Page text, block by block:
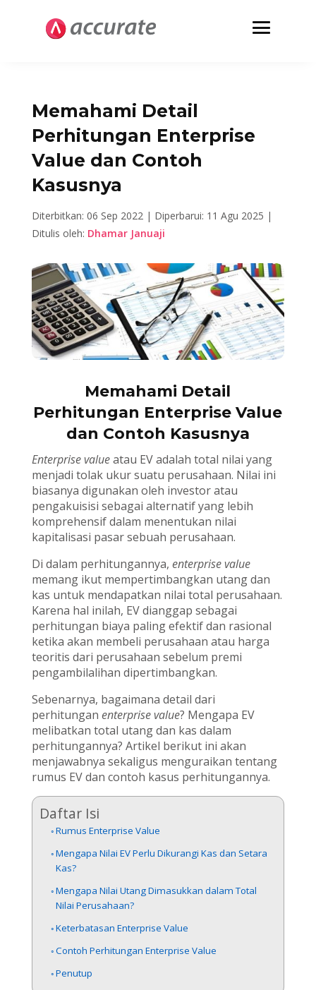
Memahami Detail
Perhitungan Enterprise
Value dan Contoh
Kasusnya
Diterbitkan: 06 Sep 2022 | Diperbarui: 11 Agu 2025 |
Ditulis oleh: Dhamar Januaji
Memahami Detail
Perhitungan Enterprise Value
dan Contoh Kasusnya
Enterprise valueatau EV adalah total nilai yang
menjadi tolak ukur suatu perusahaan. Nilai ini
biasanya digunakan oleh investor atau
pengakuisisi sebagai alternatif yang lebih
komprehensif dalam menentukan nilai
kapitalisasi pasar sebuah perusahaan.
Di dalam perhitungannya, enterprise value
memang ikut mempertimbangkan utang dan
kas untuk mendapatkan nilai total perusahaan.
Karena hal inilah, EV dianggap sebagai
perhitungan biaya paling efektif dan rasional
ketika akan membeli perusahaan atau harga
teoritis dari perusahaan sebelum premi
pengambilalihan dipertimbangkan.
Sebenarnya, bagaimana detail dari
perhitungan enterprise value? Mengapa EV
melibatkan total utang dan kas dalam
perhitungannya? Artikel berikut ini akan
menjawabnya sekaligus menguraikan tentang
rumus EV dan contoh kasus perhitungannya.
Daftar Isi
Rumus Enterprise Value
Mengapa Nilai EV Perlu Dikurangi Kas dan Setara
Kas?
Mengapa Nilai Utang Dimasukkan dalam Total
Nilai Perusahaan?
Keterbatasan Enterprise Value
Contoh Perhitungan Enterprise Value
Penutup